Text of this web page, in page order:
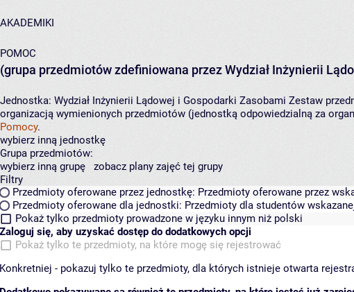
AKADEMIKI
POMOC
(grupa przedmiotów zdefiniowana przez Wydział Inżynierii
Jednostka: Wydział Inżynierii Lądowej i Gospodarki Zasobami Zestaw
organizacją wymienionych przedmiotów (jednostką odpowiedzialną za
Pomocy.
wybierz inną jednostkę
Grupa przedmiotów:
wybierz inną grupę
zobacz plany zajęć tej grupy
Filtry
Przedmioty oferowane przez jednostkę: Przedmioty oferowane przez
Przedmioty oferowane dla jednostki: Przedmioty dla studentów
Pokaż tylko przedmioty prowadzone w języku innym niż polski
Zaloguj się, aby uzyskać dostęp do dodatkowych opcji
Pokaż tylko te przedmioty, na które mogę się rejestrować
Konkretniej - pokazuj tylko te przedmioty, dla których istnieje otwarta